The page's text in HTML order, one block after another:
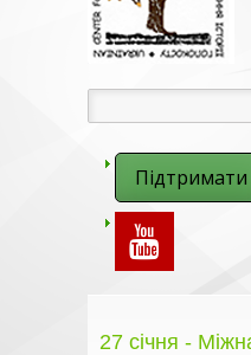
Підтримати
27 січня -